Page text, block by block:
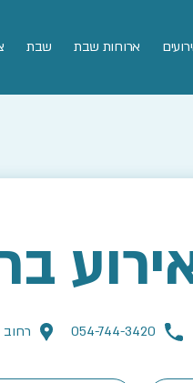
ארוחות שבת שבת
054-744-3420 רחוב בן